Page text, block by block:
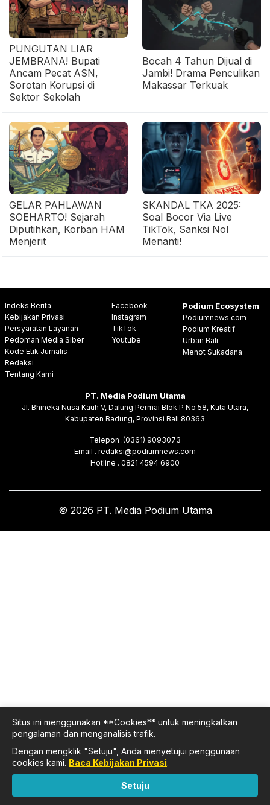
PUNGUTAN LIAR
JEMBRANA! Bupati
Ancam Pecat ASN,
Sorotan Korupsi di
Sektor Sekolah
Bocah 4 Tahun Dijual di
Jambi! Drama Penculikan
Makassar Terkuak
GELAR PAHLAWAN
SOEHARTO! Sejarah
Diputihkan, Korban HAM
Menjerit
SKANDAL TKA 2025:
Soal Bocor Via Live
TikTok, Sanksi Nol
Menanti!
Indeks Berita
Kebijakan Privasi
Persyaratan Layanan
Pedoman Media Siber
Kode Etik Jurnalis
Redaksi
Tentang Kami
Facebook
Instagram
TikTok
Youtube
Podium Ecosystem
Podiumnews.com
Podium Kreatif
Urban Bali
Menot Sukadana
PT. Media Podium Utama
Jl. Bhineka Nusa Kauh V, Dalung Permai Blok P No 58, Kuta Utara,
Kabupaten Badung, Provinsi Bali 80363
Telepon .(0361) 9093073
Email . redaksi@podiumnews.com
Hotline . 0821 4594 6900
© 2026 PT. Media Podium Utama
Situs ini menggunakan **Cookies** untuk meningkatkan
pengalaman dan menganalisis trafik.
Dengan mengklik "Setuju", Anda menyetujui penggunaan
cookies kami. Baca Kebijakan Privasi.
Setuju